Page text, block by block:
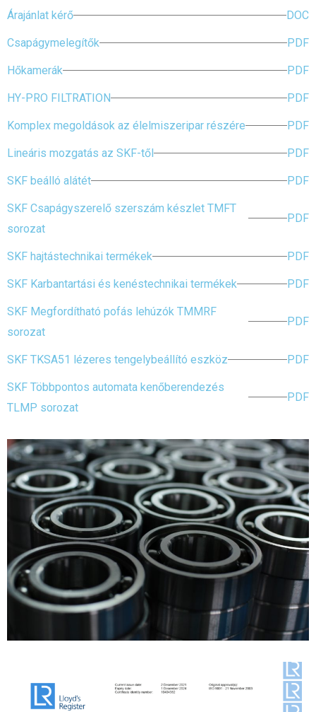
Árajánlat kérő DOC
Csapágymelegítők PDF
Hőkamerák PDF
HY-PRO FILTRATION PDF
Komplex megoldások az élelmiszeripar részére PDF
Lineáris mozgatás az SKF-től PDF
SKF beálló alátét PDF
SKF Csapágyszerelő szerszám készlet TMFT
sorozat
PDF
SKF hajtástechnikai termékek PDF
SKF Karbantartási és kenéstechnikai termékek PDF
SKF Megfordítható pofás lehúzók TMMRF
sorozat
PDF
SKF TKSA51 lézeres tengelybeállító eszköz PDF
SKF Többpontos automata kenőberendezés
TLMP sorozat
PDF